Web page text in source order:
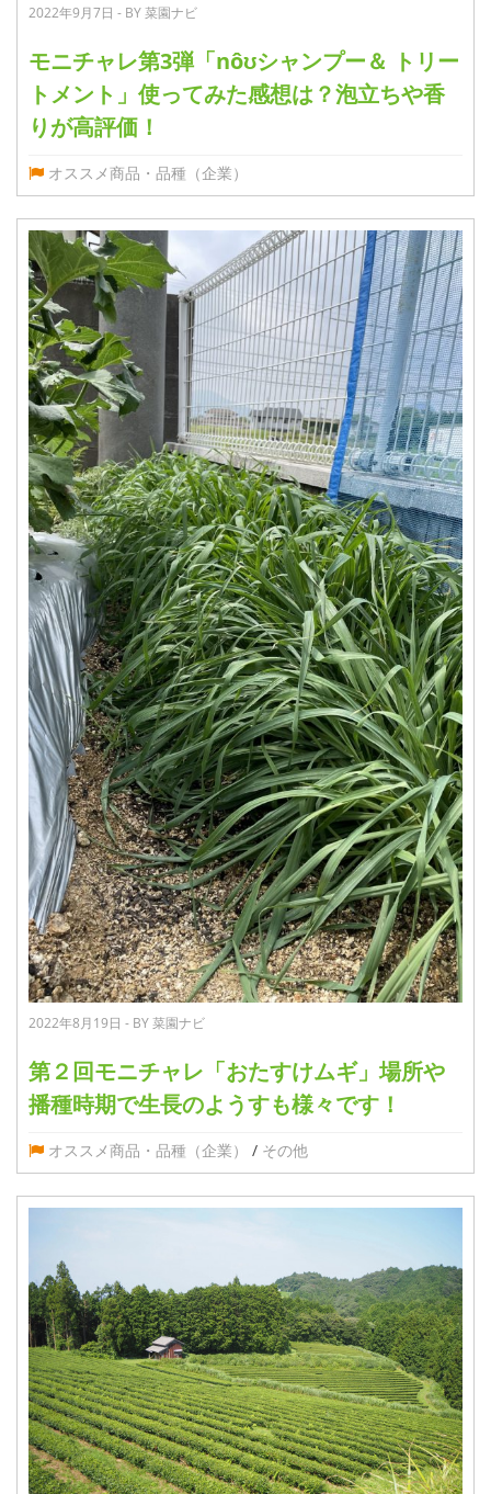
2022年9月7日 - BY 菜園ナビ
モニチャレ第3弾「nôʊシャンプー＆ トリー
トメント」使ってみた感想は？泡立ちや香
りが高評価！
オススメ商品・品種（企業）
2022年8月19日 - BY 菜園ナビ
第２回モニチャレ「おたすけムギ」場所や
播種時期で生長のようすも様々です！
オススメ商品・品種（企業） / その他